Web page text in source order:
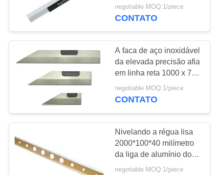
PRIVACY
POLICY
Placa de aço do
entalhe de T
Placa de base do
entalhe de T
35
aço inoxidável das
réguas 600 da borda
negotiable MOQ:1/piece
CONTATO
A faca de aço inoxidável
da elevada precisão afia
em linha reta 1000 x 70
milímetros
negotiable MOQ:1/piece
CONTATO
Nivelando a régua lisa
2000*100*40 milímetro
da liga de alumínio do
magnésio
negotiable MOQ:1/piece